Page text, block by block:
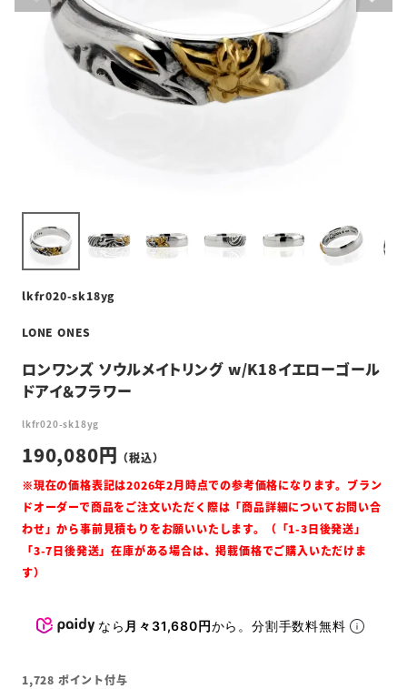
lkfr020-sk18yg
LONE ONES
ロンワンズ ソウルメイトリング w/K18イエローゴール
ドアイ＆フラワー
lkfr020-sk18yg
190,080
なら 月々31,680円から。分割手数料無料
1,728 ポイント付与